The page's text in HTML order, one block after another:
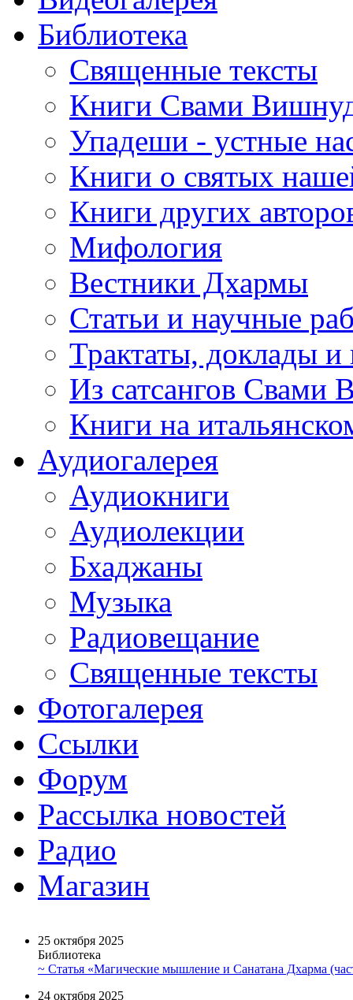
Библиотека
Священные тексты
Книги Свами
Упадеши - устные
Книги о святых
Книги других
Мифология
Вестники Дхармы
Статьи и научные
Трактаты, доклады
Из сатсангов Свами
Книги на
Аудиогалерея
Аудиокниги
Аудиолекции
Бхаджаны
Музыка
Радиовещание
Священные тексты
Фотогалерея
Ссылки
Форум
Рассылка новостей
Радио
Магазин
25 октября 2025
Библиотека
~ Статья «Магические мышление и Санатана Дхарма
24 октября 2025